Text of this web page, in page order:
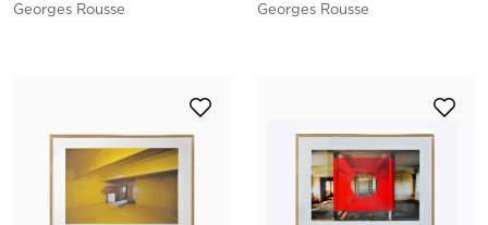
Georges Rousse Georges Rousse